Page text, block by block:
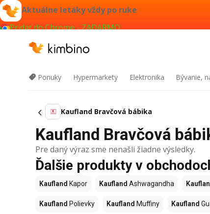
Aktuálne letáky vždy po ruke
Pridať do Chrome - ZADARMO
Ponuky Hypermarkety Elektronika Bývanie,
Kaufland Bravčová bábika
Kaufland Bravčová
Pre daný výraz sme nenašli žiadne výsledky.
Ďalšie produkty v
Kaufland Kapor Kaufland Ashwagandha
Kaufland Polievky Kaufland Muffiny Kaufland